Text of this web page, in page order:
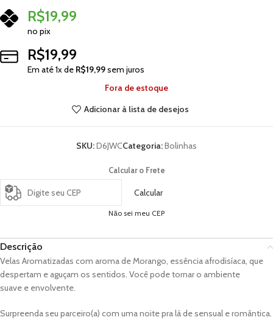
R$19,99
no pix
R$19,99
Em até1x de R$19,99sem juros
Fora de estoque
Adicionar à lista de desejos
SKU:D6JWCCategoria:Bolinhas
Calcular o Frete
Calcular
Não sei meu CEP
Descrição
Velas Aromatizadas com aroma de Morango, essência afrodisíaca, que
despertam e aguçam os sentidos. Você pode tornar o ambiente
suave e envolvente.
Surpreenda seu parceiro(a) com uma noite pra lá de sensual e romântica.